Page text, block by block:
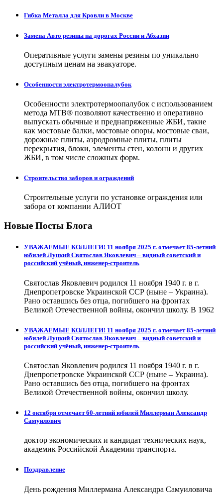
Гибка Металла для Кровли в Москве
Замена Авто резины на дорогах России и Абхазии
Оперативные услуги замены резины по уникально
доступным ценам на эвакуаторе.
Особенности электротермоопалубок
Особенности электротермоопалубок с использованием
метода МТВ® позволяют качественно и оперативно
выпускать обычные и преднапряженные ЖБИ, такие
как мостовые балки, мостовые опоры, мостовые сваи,
дорожные плиты, аэродромные плиты, плиты
перекрытия, блоки, элементы стен, колонн и других
ЖБИ, в том числе сложных форм.
Строительство заборов и ограждений
Строительные услуги по установке ограждения или
забора от компании АЛИОТ
Новые Посты Блога
УВАЖАЕМЫЕ КОЛЛЕГИ! 11 ноября 2025 г. отмечает 85-летний
юбилей Луцкий Святослав Яковлевич – видный советский и
российский учёный, инженер-строитель
Святослав Яковлевич родился 11 ноября 1940 г. в г.
Днепропетровске Украинской ССР (ныне – Украина).
Рано оставшись без отца, погибшего на фронтах
Великой Отечественной войны, окончил школу. В 1962
УВАЖАЕМЫЕ КОЛЛЕГИ! 11 ноября 2025 г. отмечает 85-летний
юбилей Луцкий Святослав Яковлевич – видный советский и
российский учёный, инженер-строитель
Святослав Яковлевич родился 11 ноября 1940 г. в г.
Днепропетровске Украинской ССР (ныне – Украина).
Рано оставшись без отца, погибшего на фронтах
Великой Отечественной войны, окончил школу.
12 октября отмечает 60-летний юбилей Миллерман Александр
Самуилович
доктор экономических и кандидат технических наук,
академик Российской Академии транспорта.
Поздравление
День рождения Миллермана Александра Самуиловича